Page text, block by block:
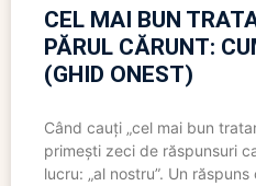
CEL MAI BUN
PĂRUL CĂRUNT:
(GHID ONEST)
Când cauți „cel mai bun
primești zeci de răspunsuri
lucru: „al nostru”. Un